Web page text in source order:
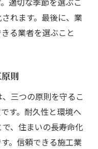
れます。最後に、業
る業者を選ぶこと
則
三つの原則を守るこ
す。耐久性と環境へ
、住まいの長寿命化
。信頼できる施工業